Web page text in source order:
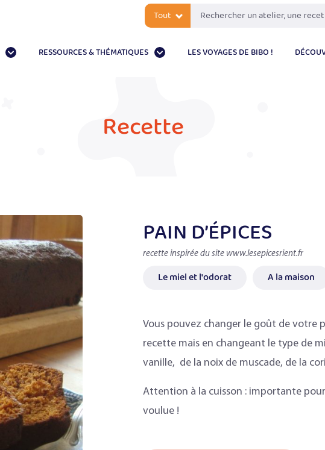
Tout
RESSOURCES & THÉMATIQUES LES VOYAGES DE BIBO !
Recette
PAIN D’ÉPICES
recette inspirée du site www.lesepicesrient.fr
Le miel et l'odorat A la maison
Vous pouvez changer le goût de votre
recette mais en changeant le type de
vanille, de la noix de muscade, de la
Attention à la cuisson : importante
voulue !